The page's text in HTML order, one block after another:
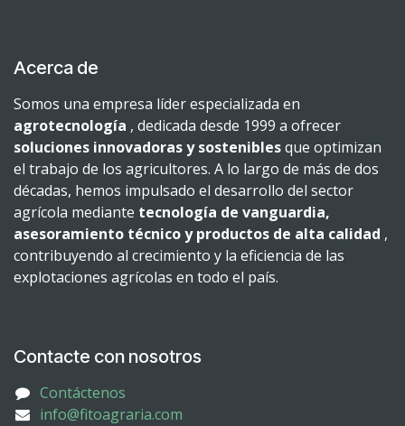
Acerca de
Somos una empresa líder especializada en
agrotecnología , dedicada desde 1999 a ofrecer
soluciones innovadoras y sosteniblesque optimizan
el trabajo de los agricultores. A lo largo de más de dos
décadas, hemos impulsado el desarrollo del sector
agrícola mediante tecnología de vanguardia,
asesoramiento técnico y productos de alta calidad ,
contribuyendo al crecimiento y la eficiencia de las
explotaciones agrícolas en todo el país.
Contacte con nosotros
Contáctenos
info@fitoagraria.com